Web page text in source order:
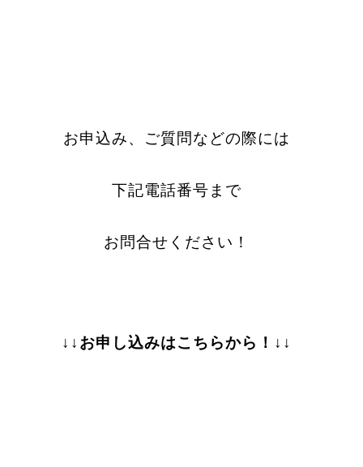
お申込み、ご質問などの際には
下記電話番号まで
お問合せください！
↓↓お申し込みはこちらから！↓↓